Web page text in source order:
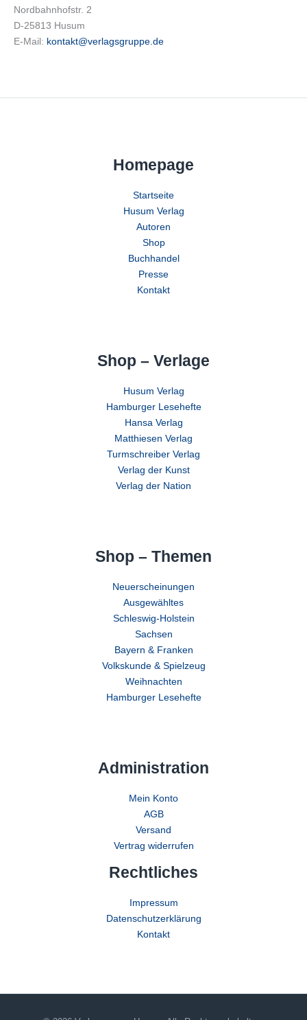
Nordbahnhofstr. 2
D-25813 Husum
E-Mail: kontakt@verlagsgruppe.de
Homepage
Startseite
Husum Verlag
Autoren
Shop
Buchhandel
Presse
Kontakt
Shop – Verlage
Husum Verlag
Hamburger Lesehefte
Hansa Verlag
Matthiesen Verlag
Turmschreiber Verlag
Verlag der Kunst
Verlag der Nation
Shop – Themen
Neuerscheinungen
Ausgewähltes
Schleswig-Holstein
Sachsen
Bayern & Franken
Volkskunde & Spielzeug
Weihnachten
Hamburger Lesehefte
Administration
Mein Konto
AGB
Versand
Vertrag widerrufen
Rechtliches
Impressum
Datenschutzerklärung
Kontakt